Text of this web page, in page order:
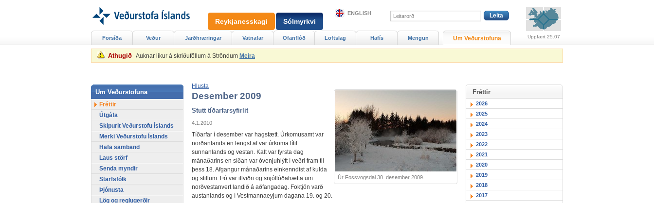
Athugið Auknar líkur á skriðuföllum á Ströndum Meira
Hlusta
Úr Fossvogsdal 30. desember 2009.
Desember 2009
Stutt tíðarfarsyfirlit
4.1.2010
Tíðarfar í desember var hagstætt. Úrkomusamt var
norðanlands en lengst af var úrkoma lítil
sunnanlands og vestan. Kalt var fyrsta dag
mánaðarins en síðan var óvenjuhlýtt í veðri fram til
þess 18. Afgangur mánaðarins einkenndist af kulda
og stillum. Þó var illviðri og snjóflóðahætta um
norðvestanvert landið á aðfangadag. Foktjón varð
austanlands og í Vestmannaeyjum dagana 19. og 20.
Fréttir
2026
2025
2024
2023
2022
2021
2020
2019
2018
2017
Forsíða Veður Jarðhræringar Vatnafar Ofanflóð Loftslag Hafís Mengun Um Veðurstofuna
Um Veðurstofuna
Fréttir
Útgáfa
Skipurit Veðurstofu Íslands
Merki Veðurstofu Íslands
Hafa samband
Laus störf
Senda myndir
Starfsfólk
Þjónusta
Lög og reglugerðir
Uppfært 25.07
Reykjanesskagi Sólmyrkvi
ENGLISH